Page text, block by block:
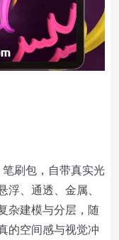
刷包，自带真实光
、通透、金属、
杂建模与分层，随
的空间感与视觉冲